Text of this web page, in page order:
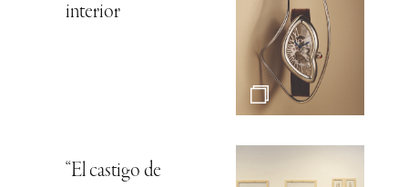
interior
“El castigo de